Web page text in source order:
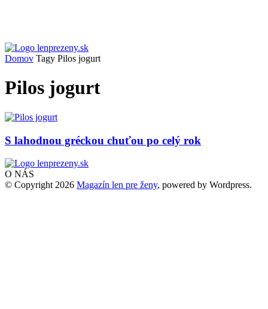
Domov Tagy Pilos jogurt
Pilos jogurt
S lahodnou gréckou chuťou po celý rok
O NÁS
© Copyright 2026 Magazín len pre ženy, powered by Wordpress.